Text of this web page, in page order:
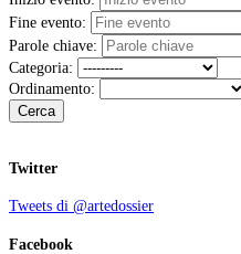
Fine evento:
Parole chiave:
Categoria:
Ordinamento:
Cerca
Twitter
Tweets di @artedossier
Facebook